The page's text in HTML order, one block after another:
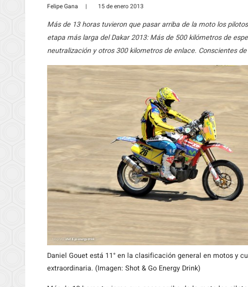
Felipe Gana | 15 de enero 2013
Más de 13 horas tuvieron que pasar arriba de la moto los
etapa más larga del Dakar 2013: Más de 500 kilómetros de
neutralización y otros 300 kilometros de enlace. Conscientes
Daniel Gouet está 11° en la clasificación general en motos y
extraordinaria. (Imagen: Shot & Go Energy Drink)